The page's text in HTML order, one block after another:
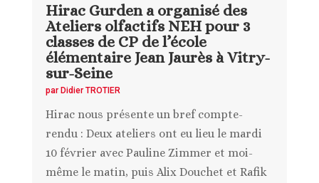
Hirac Gurden a organisé des
Ateliers olfactifs NEH pour 3
classes de CP de l’école
élémentaire Jean Jaurès à Vitry-
sur-Seine
par Didier TROTIER
Hirac nous présente un bref compte-
rendu : Deux ateliers ont eu lieu le mardi
10 février avec Pauline Zimmer et moi-
même le matin, puis Alix Douchet et Rafik